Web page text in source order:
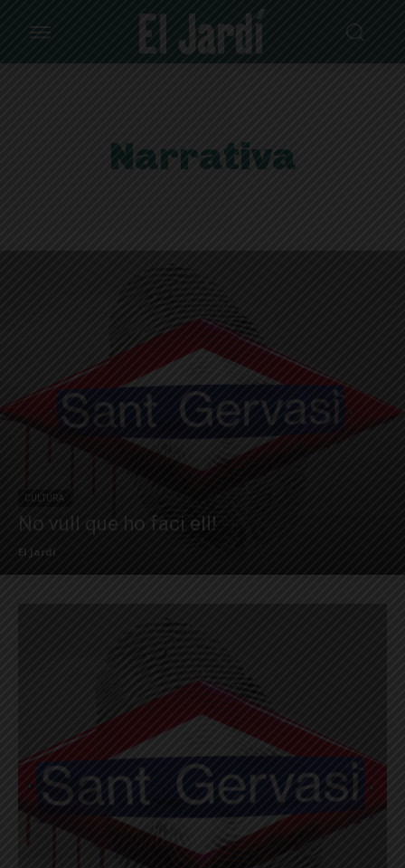
Narrativa
CULTURA
No vull que ho faci ell!
El Jardí